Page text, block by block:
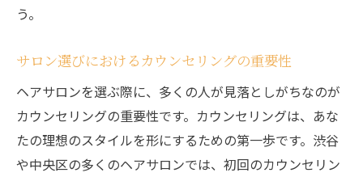
う。
サロン選びにおけるカウンセリングの重要性
ヘアサロンを選ぶ際に、多くの人が見落としがちなのが
カウンセリングの重要性です。カウンセリングは、あな
たの理想のスタイルを形にするための第一歩です。渋谷
や中央区の多くのヘアサロンでは、初回のカウンセリン